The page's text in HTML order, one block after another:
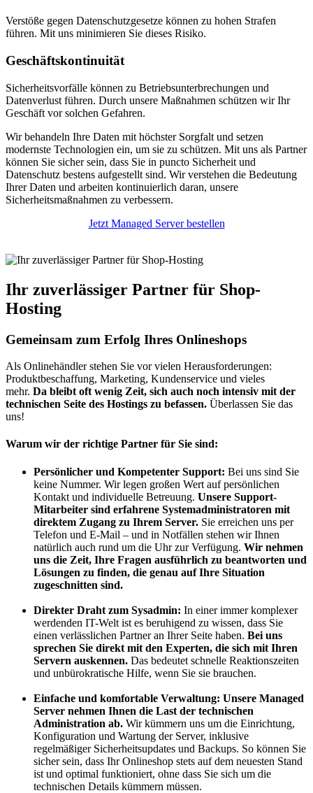
Verstöße gegen Datenschutzgesetze können zu hohen Strafen
führen. Mit uns minimieren Sie dieses Risiko.
Geschäftskontinuität
Sicherheitsvorfälle können zu Betriebsunterbrechungen und
Datenverlust führen. Durch unsere Maßnahmen schützen wir Ihr
Geschäft vor solchen Gefahren.
Wir behandeln Ihre Daten mit höchster Sorgfalt und setzen
modernste Technologien ein, um sie zu schützen. Mit uns als Partner
können Sie sicher sein, dass Sie in puncto Sicherheit und
Datenschutz bestens aufgestellt sind. Wir verstehen die Bedeutung
Ihrer Daten und arbeiten kontinuierlich daran, unsere
Sicherheitsmaßnahmen zu verbessern.
Jetzt Managed Server bestellen
Ihr zuverlässiger Partner für Shop-
Hosting
Gemeinsam zum Erfolg Ihres Onlineshops
Als Onlinehändler stehen Sie vor vielen Herausforderungen:
Produktbeschaffung, Marketing, Kundenservice und vieles
mehr. Da bleibt oft wenig Zeit, sich auch noch intensiv mit der
technischen Seite des Hostings zu befassen. Überlassen Sie das
uns!
Warum wir der richtige Partner für Sie sind:
Persönlicher und Kompetenter Support: Bei uns sind Sie
keine Nummer. Wir legen großen Wert auf persönlichen
Kontakt und individuelle Betreuung. Unsere Support-
Mitarbeiter sind erfahrene Systemadministratoren mit
direktem Zugang zu Ihrem Server. Sie erreichen uns per
Telefon und E-Mail – und in Notfällen stehen wir Ihnen
natürlich auch rund um die Uhr zur Verfügung. Wir nehmen
uns die Zeit, Ihre Fragen ausführlich zu beantworten und
Lösungen zu finden, die genau auf Ihre Situation
zugeschnitten sind.
Direkter Draht zum Sysadmin: In einer immer komplexer
werdenden IT-Welt ist es beruhigend zu wissen, dass Sie
einen verlässlichen Partner an Ihrer Seite haben. Bei uns
sprechen Sie direkt mit den Experten, die sich mit Ihren
Servern auskennen. Das bedeutet schnelle Reaktionszeiten
und unbürokratische Hilfe, wenn Sie sie brauchen.
Einfache und komfortable Verwaltung: Unsere Managed
Server nehmen Ihnen die Last der technischen
Administration ab. Wir kümmern uns um die Einrichtung,
Konfiguration und Wartung der Server, inklusive
regelmäßiger Sicherheitsupdates und Backups. So können Sie
sicher sein, dass Ihr Onlineshop stets auf dem neuesten Stand
ist und optimal funktioniert, ohne dass Sie sich um die
technischen Details kümmern müssen.